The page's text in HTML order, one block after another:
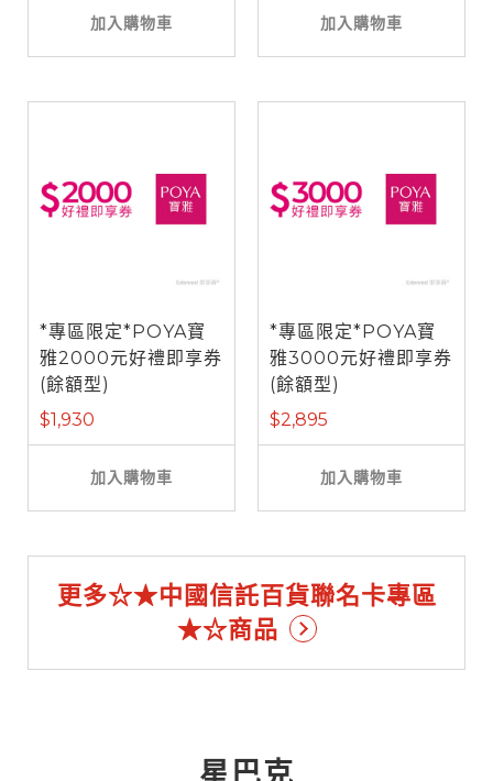
加入購物車 加入購物車
*專區限定*POYA寶
雅2000元好禮即享券
(餘額型)
$1,930
加入購物車
*專區限定*POYA寶
雅3000元好禮即享券
(餘額型)
$2,895
加入購物車
更多☆★中國信託百貨聯名卡專區
★☆商品